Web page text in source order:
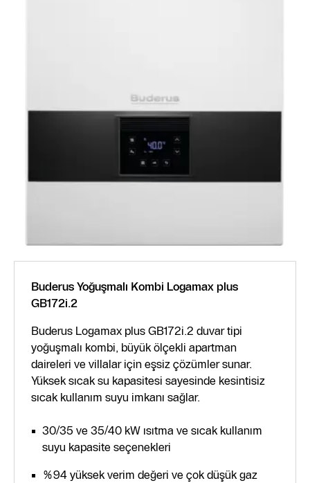
Buderus Yoğuşmalı Kombi Logamax plus
GB172i.2
Buderus Logamax plus GB172i.2 duvar tipi
yoğuşmalı kombi, büyük ölçekli apartman
daireleri ve villalar için eşsiz çözümler sunar.
Yüksek sıcak su kapasitesi sayesinde kesintisiz
sıcak kullanım suyu imkanı sağlar.
30/35 ve 35/40 kW ısıtma ve sıcak kullanım
suyu kapasite seçenekleri
%94 yüksek verim değeri ve çok düşük gaz